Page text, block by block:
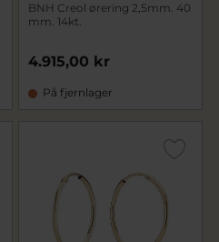
BNH Creol ørering 2,5mm. 40
mm. 14kt.
4.915,00 kr
På fjernlager